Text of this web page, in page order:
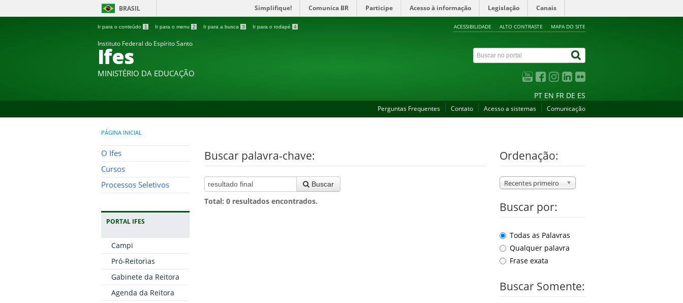
BRASIL Simplifique! Comunica BR Participe Acesso à informação Legislação Canais
Ir para o conteúdo 1 Ir para o menu 2 Ir para a busca 3 Ir para o rodapé 4 ACESSIBILIDADE ALTO CONTRASTE MAPA DO SITE
Instituto Federal do Espírito Santo
Ifes
MINISTÉRIO DA EDUCAÇÃO
PT EN FR DE ES
Perguntas Frequentes Contato Acesso a sistemas Comunicação
PÁGINA INICIAL
O Ifes
Cursos
Processos Seletivos
PORTAL IFES
Campi
Pró-Reitorias
Gabinete da Reitora
Agenda da Reitora
Buscar palavra-chave:
Buscar
Total: 0 resultados encontrados.
Ordenação:
Recentes primeiro
Buscar por:
Todas as Palavras
Qualquer palavra
Frase exata
Buscar Somente: